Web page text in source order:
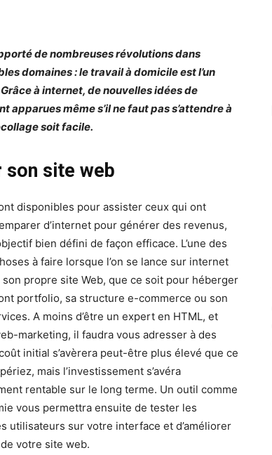
de nombreuses révolutions dans
domaines : le travail à domicile est l’un
Grâce à internet, de nouvelles idées de
apparues même s’il ne faut pas s’attendre à
soit facile.
son site web
disponibles pour assister ceux qui ont
d’internet pour générer des revenus,
bien défini de façon efficace. L’une des
à faire lorsque l’on se lance sur internet
propre site Web, que ce soit pour héberger
portfolio, sa structure e-commerce ou son
A moins d’être un expert en HTML, et
marketing, il faudra vous adresser à des
initial s’avèrera peut-être plus élevé que ce
mais l’investissement s’avéra
rentable sur le long terme. Un outil comme
vous permettra ensuite de tester les
utilisateurs sur votre interface et d’améliorer
votre site web.